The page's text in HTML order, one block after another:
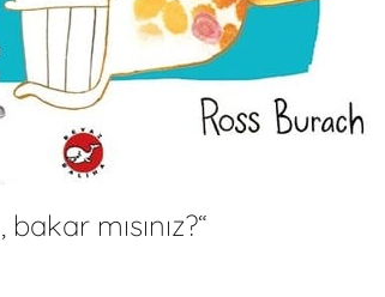
mısınız?“